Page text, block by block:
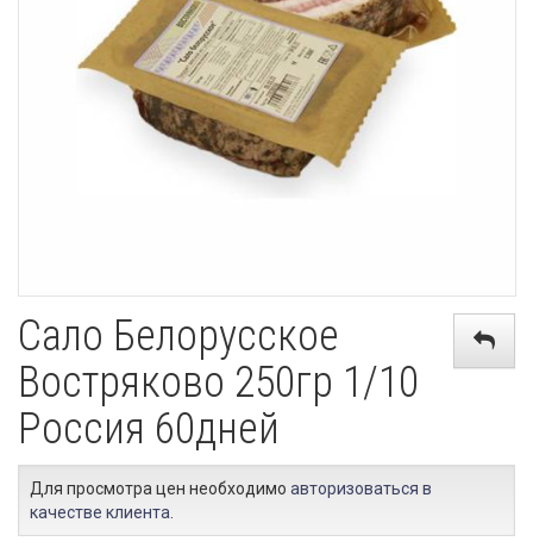
Сало Белорусское
Востряково 250гр 1/10
Россия 60дней
Для просмотра цен необходимо авторизоваться в
качестве клиента